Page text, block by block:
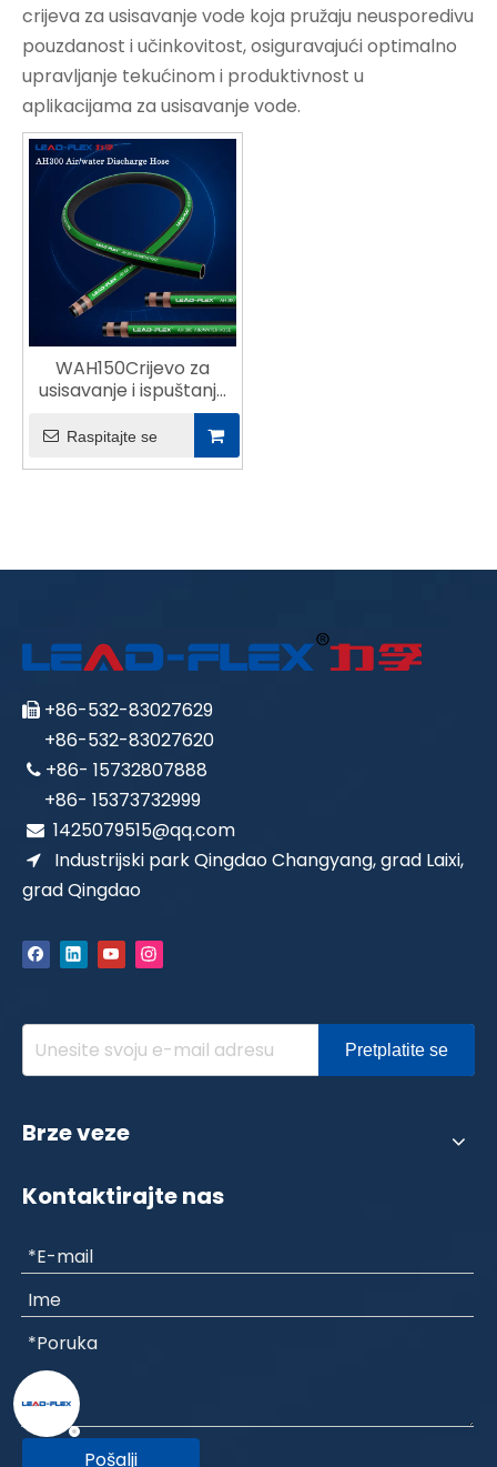
crijeva za usisavanje vode koja pružaju neusporedivu
pouzdanost i učinkovitost, osiguravajući optimalno
upravljanje tekućinom i produktivnost u
aplikacijama za usisavanje vode.
WAH150Crijevo za
usisavanje i ispuštanje
Raspitajte se
 +86-532-83027629
+86-532-83027620
 +86- 15732807888
+86- 15373732999
 1425079515@qq.com
 Industrijski park Qingdao Changyang, grad Laixi,
grad Qingdao
Pretplatite se
Brze veze
Kontaktirajte nas
Pošalji